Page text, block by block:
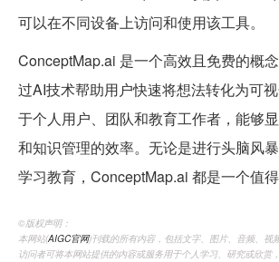
可以在不同设备上访问和使用该工具。
ConceptMap.ai 是一个高效且免费的概
过AI技术帮助用户快速将想法转化为可
于个人用户、团队和教育工作者，能够
和知识管理的效率。无论是进行头脑风
学习教育，ConceptMap.ai 都是一个值得
©️版权声明：
本网站(AIGC官网)刊载的所有内容，包括文字、图片、音频、视
访问者可将本网站提供的内容或服务用于个人学习、研究或欣赏